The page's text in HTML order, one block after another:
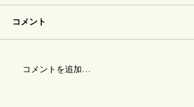
コメント
コメントを追加…